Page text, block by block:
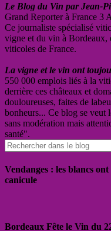
Le Blog du Vin par Jean-
Grand Reporter à France 3
Ce journaliste spécialisé
vigne et du vin à Bordeaux,
viticoles de France.
La vigne et le vin ont
550 000 emplois liés à la
derrière ces châteaux et
douloureuses, faites de
bonheurs... Ce blog se veut
sans modération mais
santé".
Vendanges : les blancs ont
canicule
Bordeaux Fête le Vin du